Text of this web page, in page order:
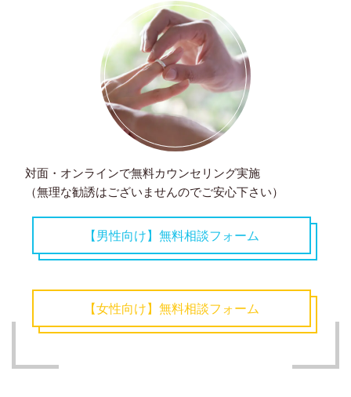
対面・オンラインで無料カウンセリング実施
（無理な勧誘はございませんのでご安心下さい）
【男性向け】無料相談フォーム
【女性向け】無料相談フォーム